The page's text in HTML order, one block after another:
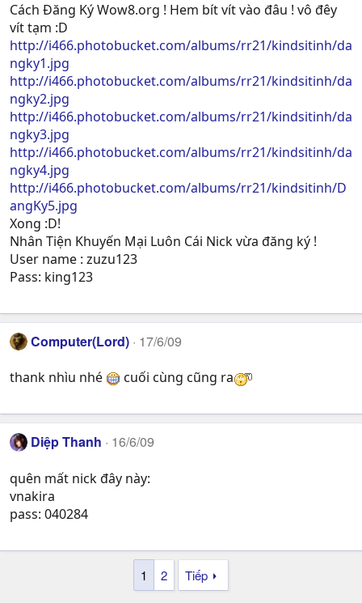
Cách Đăng Ký Wow8.org ! Hem bít vít vào đâu ! vô đêy
vít tạm :D
http://i466.photobucket.com/albums/rr21/kindsitinh/da
ngky1.jpg
http://i466.photobucket.com/albums/rr21/kindsitinh/da
ngky2.jpg
http://i466.photobucket.com/albums/rr21/kindsitinh/da
ngky3.jpg
http://i466.photobucket.com/albums/rr21/kindsitinh/da
ngky4.jpg
http://i466.photobucket.com/albums/rr21/kindsitinh/D
angKy5.jpg
Xong :D!
Nhân Tiện Khuyến Mại Luôn Cái Nick vừa đăng ký !
User name : zuzu123
Pass: king123
Computer(Lord) 17/6/09
thank nhìu nhé cuối cùng cũng ra
Diệp Thanh 16/6/09
quên mất nick đây này:
vnakira
pass: 040284
1 2 Tiếp